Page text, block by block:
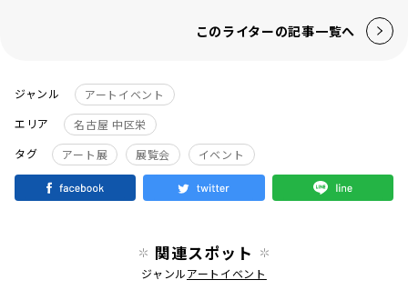
このライターの記事一覧へ
ジャンル
アートイベント
エリア
名古屋 中区栄
タグ
アート展 展覧会 イベント
関連スポット
ジャンルアートイベント